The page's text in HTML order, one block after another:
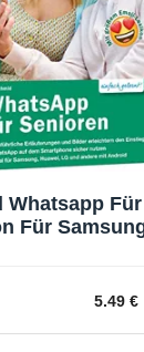
Whatsapp
Für
5.49 €